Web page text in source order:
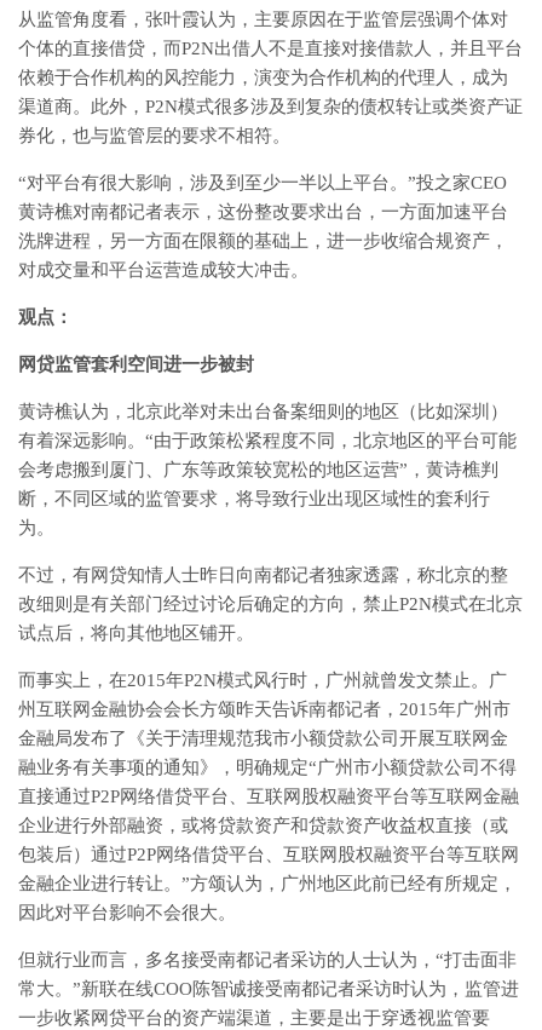
从监管角度看，张叶霞认为，主要原因在于监管层强调个体对
个体的直接借贷，而P2N出借人不是直接对接借款人，并且平台
依赖于合作机构的风控能力，演变为合作机构的代理人，成为
渠道商。此外，P2N模式很多涉及到复杂的债权转让或类资产证
券化，也与监管层的要求不相符。
“对平台有很大影响，涉及到至少一半以上平台。”投之家CEO
黄诗樵对南都记者表示，这份整改要求出台，一方面加速平台
洗牌进程，另一方面在限额的基础上，进一步收缩合规资产，
对成交量和平台运营造成较大冲击。
观点：
网贷监管套利空间进一步被封
黄诗樵认为，北京此举对未出台备案细则的地区（比如深圳）
有着深远影响。“由于政策松紧程度不同，北京地区的平台可能
会考虑搬到厦门、广东等政策较宽松的地区运营”，黄诗樵判
断，不同区域的监管要求，将导致行业出现区域性的套利行
为。
不过，有网贷知情人士昨日向南都记者独家透露，称北京的整
改细则是有关部门经过讨论后确定的方向，禁止P2N模式在北京
试点后，将向其他地区铺开。
而事实上，在2015年P2N模式风行时，广州就曾发文禁止。广
州互联网金融协会会长方颂昨天告诉南都记者，2015年广州市
金融局发布了《关于清理规范我市小额贷款公司开展互联网金
融业务有关事项的通知》，明确规定“广州市小额贷款公司不得
直接通过P2P网络借贷平台、互联网股权融资平台等互联网金融
企业进行外部融资，或将贷款资产和贷款资产收益权直接（或
包装后）通过P2P网络借贷平台、互联网股权融资平台等互联网
金融企业进行转让。”方颂认为，广州地区此前已经有所规定，
因此对平台影响不会很大。
但就行业而言，多名接受南都记者采访的人士认为，“打击面非
常大。”新联在线COO陈智诚接受南都记者采访时认为，监管进
一步收紧网贷平台的资产端渠道，主要是出于穿透视监管要